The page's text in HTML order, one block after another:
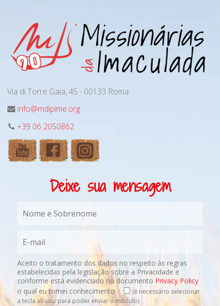
Via di Torre Gaia, 45 - 00133 Roma
info@mdipime.org
+39 06 2050862
Deixe sua mensagem
Aceito o tratamento dos dados no respeito às regras
estabelecidas pela legislação sobre a Privacidade e
conforme está evidenciado no documento Privacy Policy
o qual eu tomei conhecimento
(é necessário selecionar
a tecla abaixo para poder enviar o módulo)